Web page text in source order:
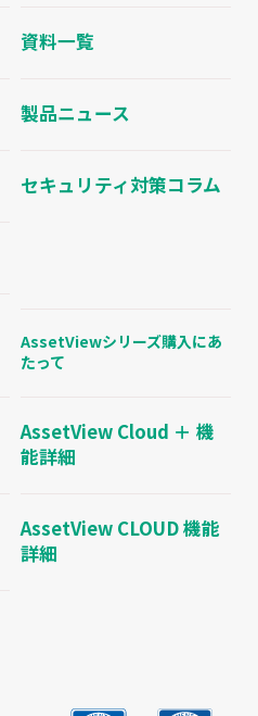
資料一覧
製品ニュース
セキュリティ対策コラム
AssetViewシリーズ購入にあ
たって
AssetView Cloud ＋ 機
能詳細
AssetView CLOUD 機能
詳細